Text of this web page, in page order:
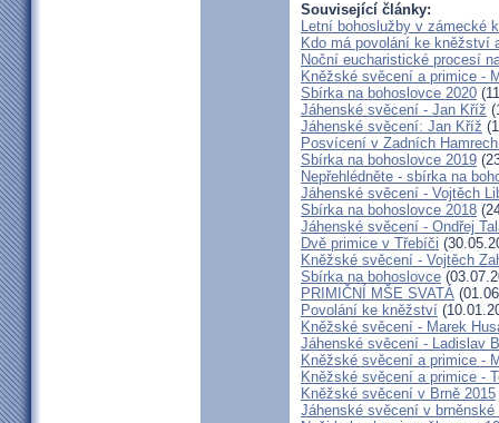
Související články:
Letní bohoslužby v zámecké
Kdo má povolání ke kněžství
Noční eucharistické procesí
Kněžské svěcení a primice -
Sbírka na bohoslovce 2020
Jáhenské svěcení - Jan Kříž
Jáhenské svěcení: Jan Kříž
Posvícení v Zadních
Sbírka na bohoslovce 2019
Nepřehlédněte - sbírka na
Jáhenské svěcení - Vojtěch
Sbírka na bohoslovce 2018
Jáhenské svěcení - Ondřej
Dvě primice v Třebíči
Kněžské svěcení - Vojtěch
Sbírka na bohoslovce
PRIMIČNÍ MŠE SVATÁ
Povolání ke kněžství
Kněžské svěcení - Marek
Jáhenské svěcení - Ladislav
Kněžské svěcení a primice -
Kněžské svěcení a primice -
Kněžské svěcení v Brně 2015
Jáhenské svěcení v brněnské